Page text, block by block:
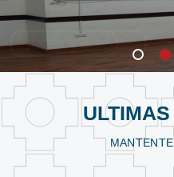
Bioimagenología
Fisioterapia y Kinesiología
Laboratorio Clínico